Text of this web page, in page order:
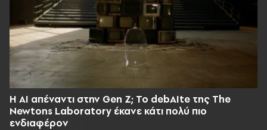
Η AI απέναντι στην Gen Z; Το debAIte της The
Newtons Laboratory έκανε κάτι πολύ πιο
ενδιαφέρον